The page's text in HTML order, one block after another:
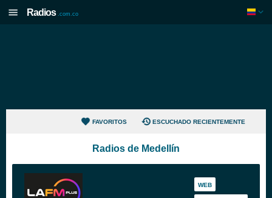
Radios .com.co
FAVORITOS ESCUCHADO RECIENTEMENTE
Radios de Medellín
WEB